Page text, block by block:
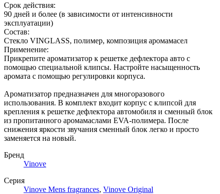
Срок действия:
90 дней и более (в зависимости от интенсивности
эксплуатации)
Состав:
Стекло VINGLASS, полимер, композиция аромамасел
Применение:
Прикрепите ароматизатор к решетке дефлектора авто с
помощью специальной клипсы. Настройте насыщенность
аромата с помощью регулировки корпуса.
Ароматизатор предназначен для многоразового
использования. В комплект входит корпус с клипсой для
крепления к решетке дефлектора автомобиля и сменный блок
из пропитанного аромамаслами EVA-полимера. После
снижения яркости звучания сменный блок легко и просто
заменяется на новый.
Бренд
Vinove
Серия
Vinove Mens fragrances, Vinove Original